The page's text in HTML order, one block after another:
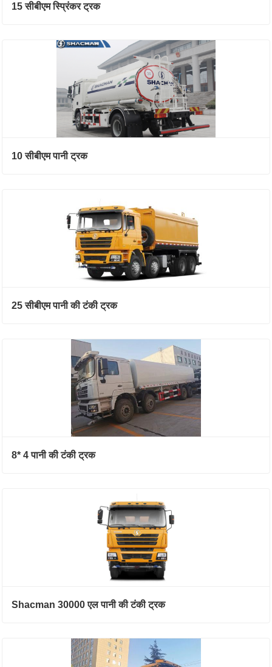
15 सीबीएम स्प्रिंकर ट्रक
10 सीबीएम पानी ट्रक
25 सीबीएम पानी की टंकी ट्रक
8* 4 पानी की टंकी ट्रक
Shacman 30000 एल पानी की टंकी ट्रक